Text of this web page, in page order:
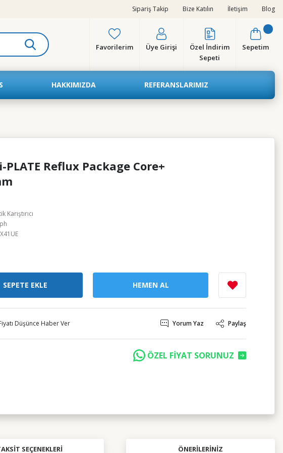
Sipariş Takip Bize Katılın İletişim Blog
Favorilerim Üye Girişi
Özel İndirim
Sepeti
Sepetim
HAKKIMIZDA REFERANSLARIMIZ
PLATE Reflux Package Core+
Karıştırıcı
SEPETE EKLE HEMEN AL
Düşünce Haber Ver Yorum Yaz Paylaş
ÖZEL FİYAT SORUNUZ
SEÇENEKLERI ÖNERILERINIZ